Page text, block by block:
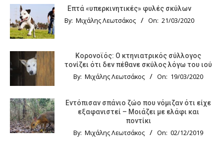
Επτά «υπερκινητικές» φυλές σκύλων
By: Μιχάλης Λεωτσάκος On: 21/03/2020
Κορονοϊός: Ο κτηνιατρικός σύλλογος
τονίζει ότι δεν πέθανε σκύλος λόγω του ιού
By: Μιχάλης Λεωτσάκος On: 19/03/2020
Εντόπισαν σπάνιο ζώο που νόμιζαν ότι είχε
εξαφανιστεί – Μοιάζει με ελάφι και
ποντίκι
By: Μιχάλης Λεωτσάκος On: 02/12/2019